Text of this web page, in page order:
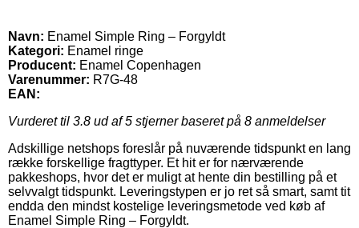
Navn: Enamel Simple Ring – Forgyldt
Kategori: Enamel ringe
Producent: Enamel Copenhagen
Varenummer: R7G-48
EAN:
Vurderet til 3.8 ud af 5 stjerner baseret på 8 anmeldelser
Adskillige netshops foreslår på nuværende tidspunkt en lang
række forskellige fragttyper. Et hit er for nærværende
pakkeshops, hvor det er muligt at hente din bestilling på et
selvvalgt tidspunkt. Leveringstypen er jo ret så smart, samt tit
endda den mindst kostelige leveringsmetode ved køb af
Enamel Simple Ring – Forgyldt.